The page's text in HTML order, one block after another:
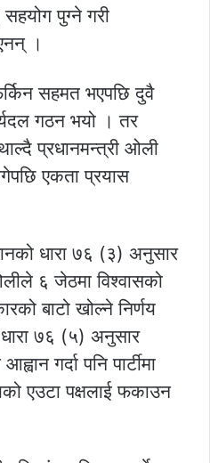
पुग्ने गरी
।
सहमत भएपछि दुवै
गठन भयो । तर
प्रधानमन्त्री ओली
एकता प्रयास
धारा ७६ (३) अनुसार
६ जेठमा विश्वासको
बाटो खोल्ने निर्णय
७६ (५) अनुसार
गर्दा पनि पार्टीमा
एउटा पक्षलाई फकाउन